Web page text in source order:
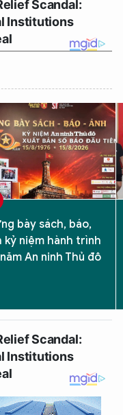
bày sách, báo,
kỷ niệm hành trình
An ninh Thủ đô